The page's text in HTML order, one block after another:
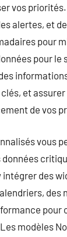
vos
alertes, et
pour
pour le
et assurer
de vos
vous
intégrer des
des
pour
modèles